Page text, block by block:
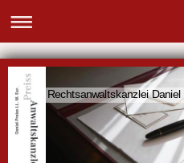
Rechtsanwaltskanzlei